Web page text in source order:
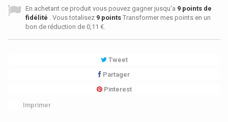
En achetant ce produit vous pouvez gagner jusqu'a 9 points de
fidélité
. Vous totalisez 9 points Transformer mes points en un
bon de réduction de 0,11 €
Tweet
Partager
Pinterest
Imprimer